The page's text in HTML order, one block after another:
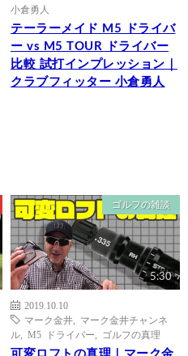
小倉勇人
テーラーメイド M5 ドライバ
ー vs M5 TOUR ドライバー
比較 試打インプレッション｜
クラブフィッター 小倉勇人
ゴルフの雑談
5:30
2019.10.10
マーク金井
マーク金井チャンネ
ル
M5 ドライバー ゴルフの真理